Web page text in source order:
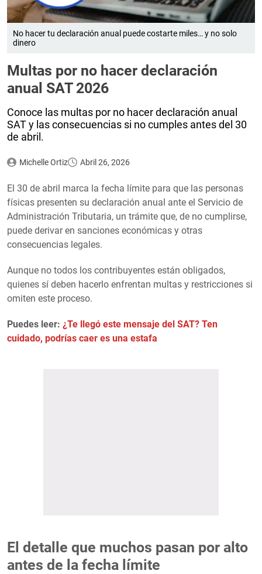
No hacer tu declaración anual puede costarte miles… y no solo
dinero
Multas por no hacer declaración
anual SAT 2026
Conoce las multas por no hacer declaración anual
SAT y las consecuencias si no cumples antes del 30
de abril.
Michelle Ortiz Abril 26, 2026
El 30 de abril marca la fecha límite para que las personas
físicas presenten su declaración anual ante el Servicio de
Administración Tributaria, un trámite que, de no cumplirse,
puede derivar en sanciones económicas y otras
consecuencias legales.
Aunque no todos los contribuyentes están obligados,
quienes sí deben hacerlo enfrentan multas y restricciones si
omiten este proceso.
Puedes leer: ¿Te llegó este mensaje del SAT? Ten
cuidado, podrías caer es una estafa
El detalle que muchos pasan por alto
antes de la fecha límite